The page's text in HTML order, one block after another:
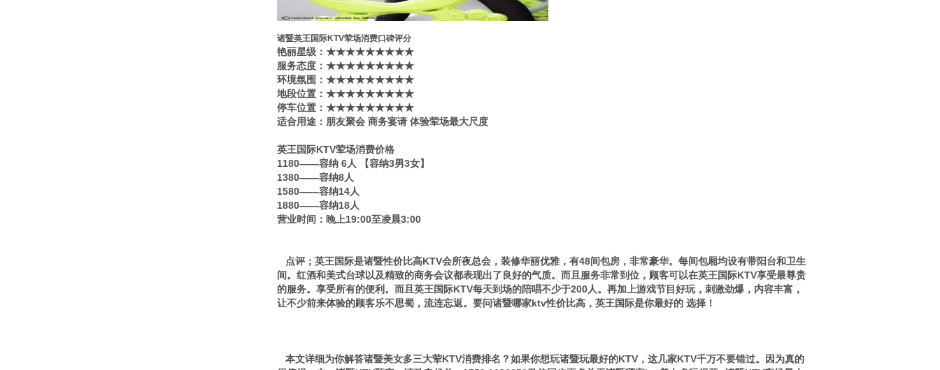
诸暨英王国际KTV荤场消费口碑评分
艳丽星级​‌‌：★★★★★★★★★
服务态度：★★★★★★★★★
环境氛围：★★★★★★★★★
地段位置：★★★★★★★★★
停车位置：★★★★★★★★★
适合用途：朋友聚会 商务宴请 体验荤场最大尺度
英王国际KTV荤场消费价格
1180——容纳 6人 【容纳3男3女】
1380——容纳8人
1580——容纳14人
1880——容纳18人
营业时间：晚上19:00至凌晨3:00
点评；英王国际是诸暨性价比高KTV会所夜总会，装修华丽优雅，有48间包房，非常豪华。每间包厢均设有带阳台和卫生
间。红酒和美式台球以及精致的商务会议都表现出了良好的气质。而且服务非常到位，顾客可以在英王国际KTV享受最尊贵
的服务。享受所有的便利。而且英王国际KTV每天到场的陪唱不少于200人。再加上游戏节目好玩，刺激劲爆，内容丰富，
让不少前来体验的顾客乐不思蜀，流连忘返。要问诸暨哪家ktv性价比高，英王国际是你最好的 选择！
本文详细为你解答诸暨美女多三大荤KTV消费排名？如果你想玩诸暨玩最好的KTV，这几家KTV千万不要错过。因为真的